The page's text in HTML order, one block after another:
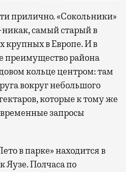
прилично. «Сокольники»
самый старый в
крупных в Европе. И в
преимущество района
кольце центром: там
вокруг небольшого
которые к тому же
запросы
в парке» находится в
Яузе. Полчаса по